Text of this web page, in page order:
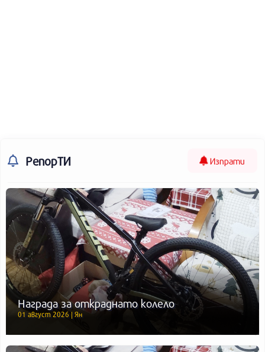
РепорТИ Изпрати
Награда за откраднато колело
01 август 2026 | Ян